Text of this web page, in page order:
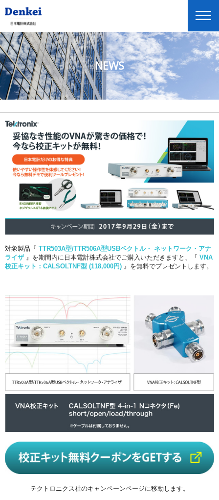
ニュースリリース
企業情報
投資家情報
展示会・セミナー情報
Global Home
English
NEWS
対象製品『 TTR503A型/TTR506A型USBベクトル・ ネットワーク・アナ
ライザ』を期間内に日本電計株式会社でご購入いただきますと、『 VNA
校正キット：CALSOLTNF型 (118,000円) 』を無料でプレゼントします。
テクトロニクス社のキャンペーンページに移動します。